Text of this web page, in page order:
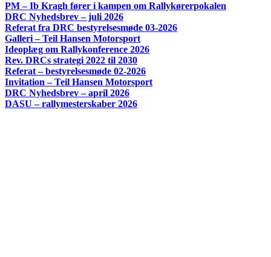
PM – Ib Kragh fører i kampen om Rallykørerpokalen
DRC Nyhedsbrev – juli 2026
Referat fra DRC bestyrelsesmøde 03-2026
Galleri – Teil Hansen Motorsport
Ideoplæg om Rallykonference 2026
Rev. DRCs strategi 2022 til 2030
Referat – bestyrelsesmøde 02-2026
Invitation – Teil Hansen Motorsport
DRC Nyhedsbrev – april 2026
DASU – rallymesterskaber 2026